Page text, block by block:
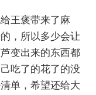
王褒带来了麻
，所以多少会让
变出来的东西都
吃了的花了的没
单，希望还给大